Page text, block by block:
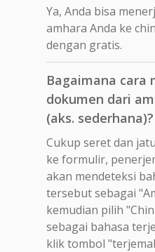
Ya, Anda bisa
amhara Anda ke
dengan gratis.
Bagaimana cara
dokumen dari
(aks. sederhana)?
Cukup seret dan
ke formulir,
akan mendeteksi
tersebut sebagai
kemudian pilih
sebagai bahasa
klik tombol